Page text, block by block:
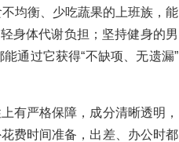
均衡、少吃蔬果的上班族，能
身体代谢负担；坚持健身的男
通过它获得“不缺项、无遗漏”
有严格保障，成分清晰透明，
费时间准备，出差、办公时都